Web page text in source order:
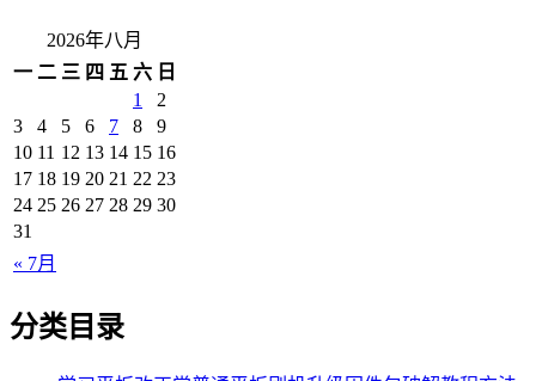
2026年八月
一 二 三 四 五 六 日
« 7月
1
2
3
4 5 6 7 8
9
10 11 12 13 14 15 16
17 18 19 20 21 22 23
24 25 26 27 28 29 30
31
分类目录